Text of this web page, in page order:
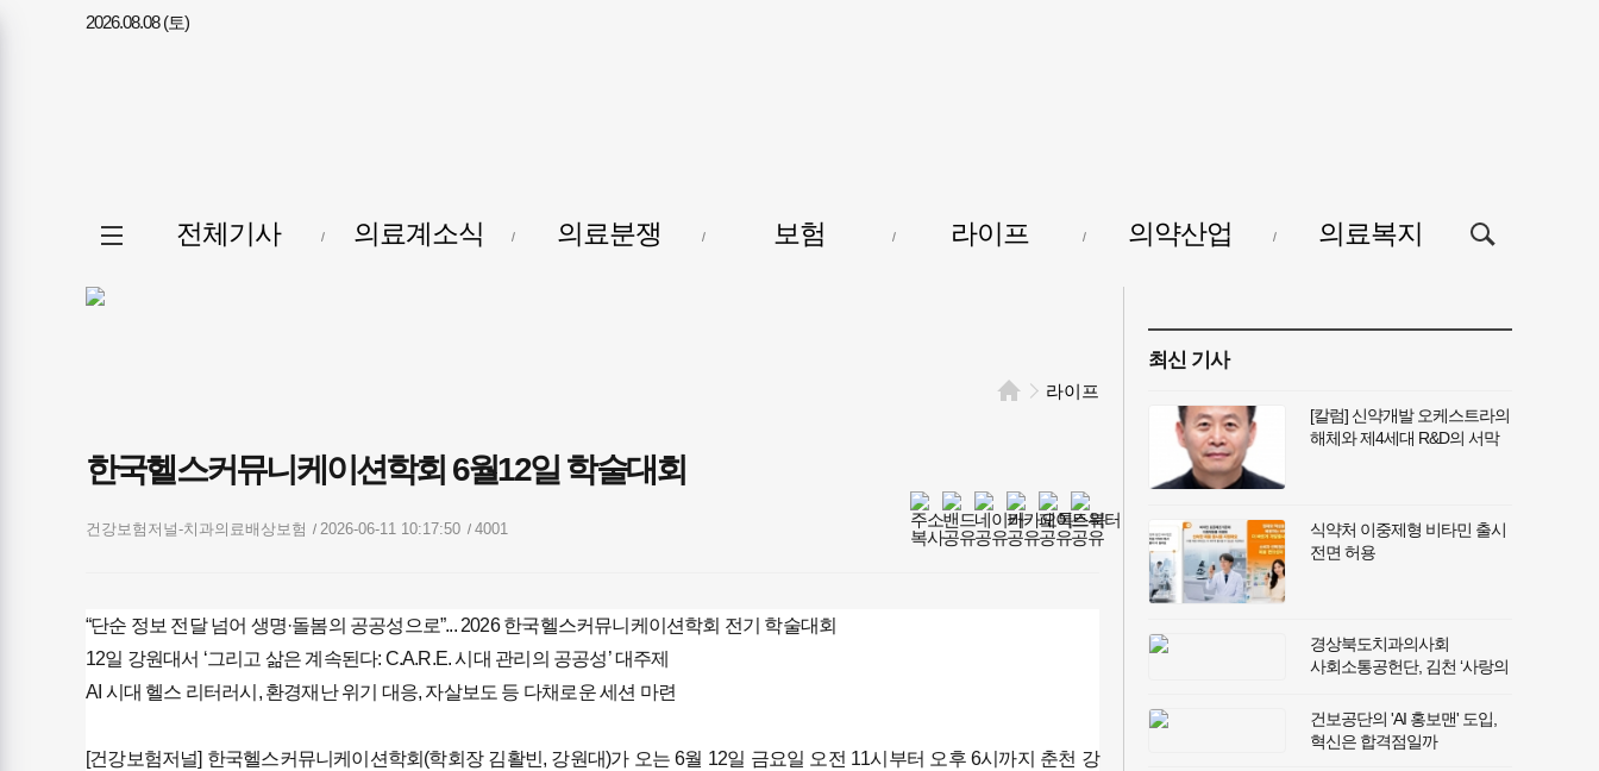
2026.08.08 (토)
전체메뉴
열기/
전체기사 의료계소식 의료분쟁 보험 라이프 의약산업 의료복지
검색창
열기/
라이프
한국헬스커뮤니케이션학회 6월12일 학술대회
건강보험저널-치과의료배상보험 2026-06-11 10:17:50 4001
“단순 정보 전달 넘어 생명·돌봄의 공공성으로”... 2026 한국헬스커뮤니케이션학회 전기 학술대회
​12일 강원대서 ‘그리고 삶은 계속된다: C.A.R.E. 시대 관리의 공공성’ 대주제
​AI 시대 헬스 리터러시, 환경재난 위기 대응, 자살보도 등 다채로운 세션 마련
[건강보험저널] ​한국헬스커뮤니케이션학회(학회장 김활빈, 강원대)가 오는 6월 12일 금요일 오전 11시부터 오후 6시까지 춘천 강
최신 기사
[칼럼] 신약개발 오케스트라의
해체와 제4세대 R&D의 서막
식약처 이중제형 비타민 출시
전면 허용
경상북도치과의사회
사회소통공헌단, 김천 ‘사랑의
후원
건보공단의 'AI 홍보맨' 도입,
혁신은 합격점일까